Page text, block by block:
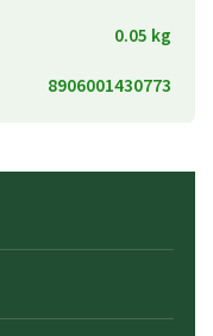
0.05 kg
8906001430773